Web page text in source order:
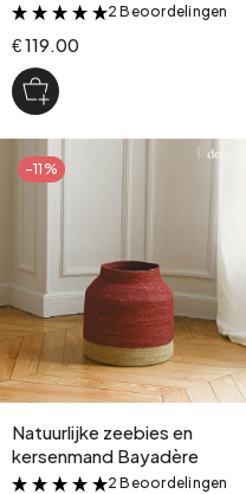
&
2 Beoordelingen
€ 119.00
-11%
Natuurlijke zeebies en
kersenmand Bayadère
&
2 Beoordelingen